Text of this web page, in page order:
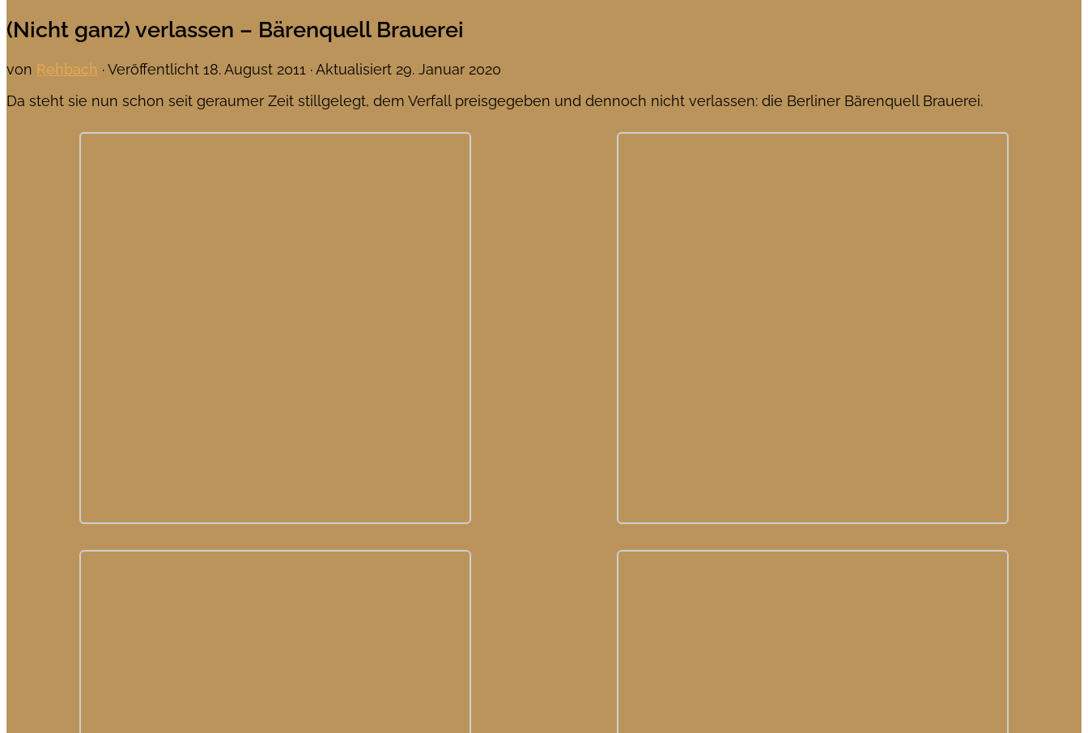
(Nicht ganz) verlassen – Bärenquell Brauerei
von Rehbach · Veröffentlicht 18. August 2011 · Aktualisiert 29. Januar 2020
Da steht sie nun schon seit geraumer Zeit stillgelegt, dem Verfall preisgegeben und dennoch nicht verlassen: die Berliner Bärenquell Brauerei.